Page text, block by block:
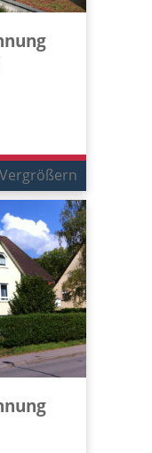
Vergrößern